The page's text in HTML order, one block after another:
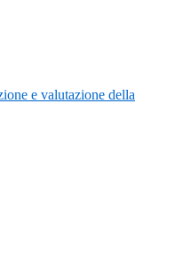
e valutazione della